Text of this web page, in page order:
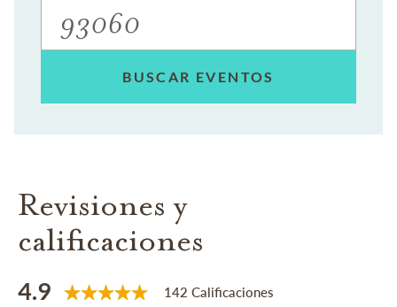
BUSCAR EVENTOS
Revisiones y
calificaciones
4.9 142 Calificaciones